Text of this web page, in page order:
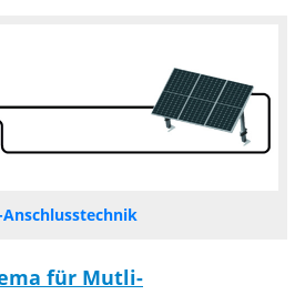
Anschlusstechnik
für Mutli-